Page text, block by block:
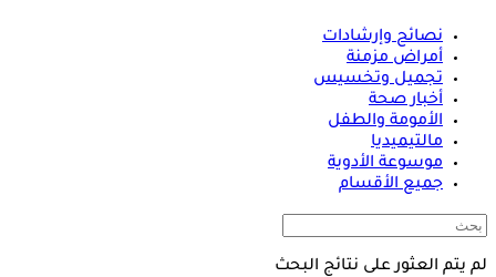
نصائح وإرشادات
أمراض مزمنة
تجميل وتخسيس
أخبار صحة
الأمومة والطفل
مالتيميديا
موسوعة الأدوية
جميع الأقسام
لم يتم العثور على نتائج البحث